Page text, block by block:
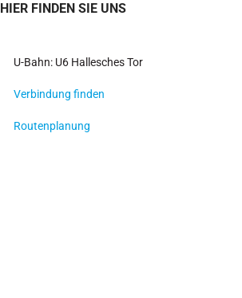
HIER FINDEN SIE UNS
U-Bahn: U6 Hallesches Tor
Verbindung finden
Routenplanung